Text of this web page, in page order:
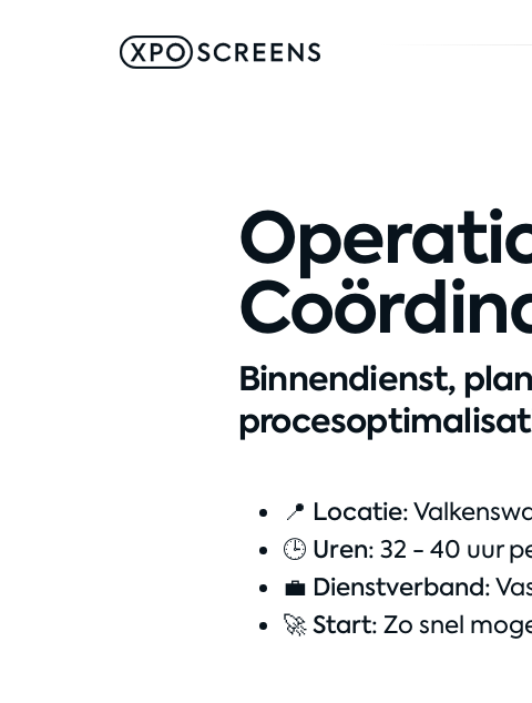
Binnendienst,
📍 Locatie:
🕒 Uren: 32 - 40 uur
💼 Dienstverband:
🚀Start: Zo snel